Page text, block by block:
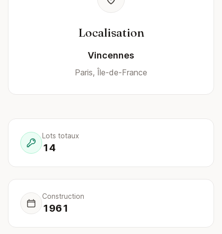
Localisation
Vincennes
Paris, Île-de-France
Lots totaux
14
Construction
1961